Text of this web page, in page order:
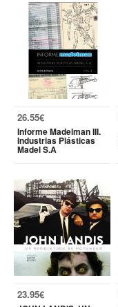
26.55€
Informe Madelman III.
Industrias Plásticas
Madel S.A
23.95€